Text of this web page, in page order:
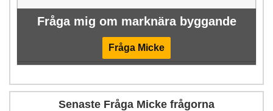
Fråga mig om marknära byggande
Fråga Micke
Senaste Fråga Micke frågorna